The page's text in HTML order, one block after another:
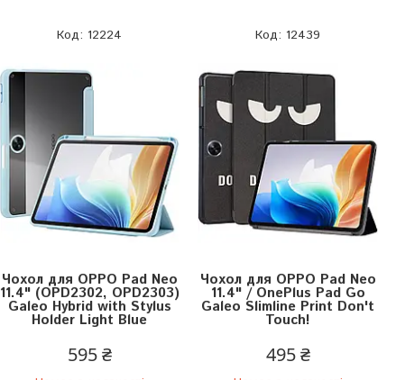
12224
Чохол для OPPO Pad Neo
11.4" (OPD2302, OPD2303)
Galeo Hybrid with Stylus
Holder Light Blue
595 ₴
12439
Чохол для OPPO Pad Neo
11.4" / OnePlus Pad Go
Galeo Slimline Print Don't
Touch!
495 ₴